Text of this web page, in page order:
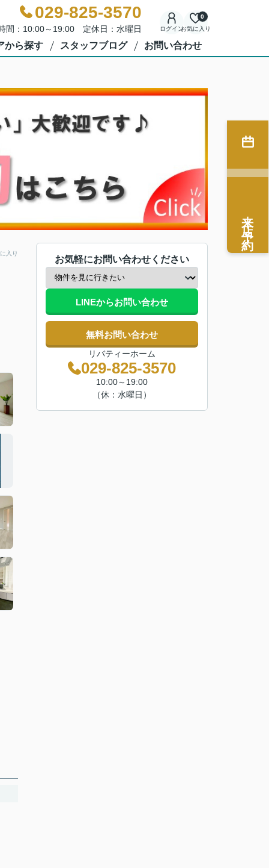
029-825-3570
間：10:00～19:00 定休日：水曜日 ログインお気に入り
0
から探す スタッフブログ お問い合わせ
入り
お気軽にお問い合わせください
LINEからお問い合わせ
無料お問い合わせ
リバティーホーム
029-825-3570
10:00～19:00
（休：水曜日）
来店予約